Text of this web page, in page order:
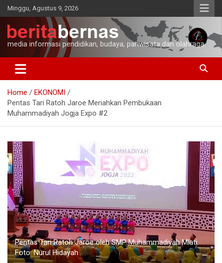
Skip
to
content
Minggu, Agustus 9, 2026
media informasi pendidikan, budaya, pariwisata dan olahraga
Home
EKONOMI
Pentas Tari Ratoh Jaroe Meriahkan Pembukaan
Muhammadiyah Jogja Expo #2
Pentas Tari Ratoh Jaroe oleh SMP Muhammadiyah Mlati.
Foto: Nurul Hidayah